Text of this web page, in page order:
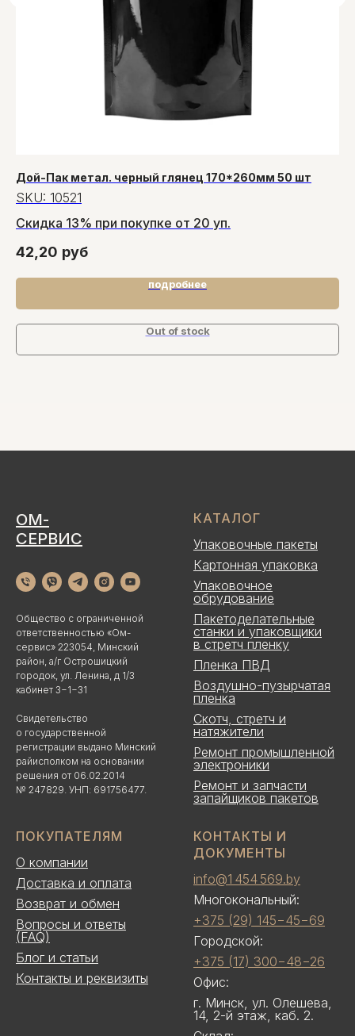
Дой-Пак метал. черный глянец 170*260мм 50 шт
SKU: 10521
Скидка 13% при покупке от 20 уп.
42,20 руб
подробнее
Out of stock
ОМ-
СЕРВИС
Общество с ограниченной
ответственностью «Ом-
сервис» 223054, Минский
район, а/г Острошицкий
городок, ул. Ленина, д 1/3
кабинет 3−1−31
Свидетельство
о государственной
регистрации выдано Минский
райисполком на основании
решения от 06.02.2014
№ 247829. УНП: 691756477.
КАТАЛОГ
Упаковочные пакеты
Картонная упаковка
Упаковочное
обрудование
Пакетоделательные
станки и упаковщики
в стретч пленку
Пленка ПВД
Воздушно-пузырчатая
пленка
Скотч, стретч и
натяжители
Ремонт промышленной
электроники
Ремонт и запчасти
запайщиков пакетов
ПОКУПАТЕЛЯМ
О компании
Доставка и оплата
Возврат и обмен
Вопросы и ответы
(FAQ)
Блог и статьи
Контакты и реквизиты
КОНТАКТЫ И
ДОКУМЕНТЫ
info@1 454 569.by
Многокональный:
+375 (29) 145−45−69
Городской:
+375 (17) 300−48−26
Офис:
г. Минск, ул. Олешева,
14, 2-й этаж, каб. 2.